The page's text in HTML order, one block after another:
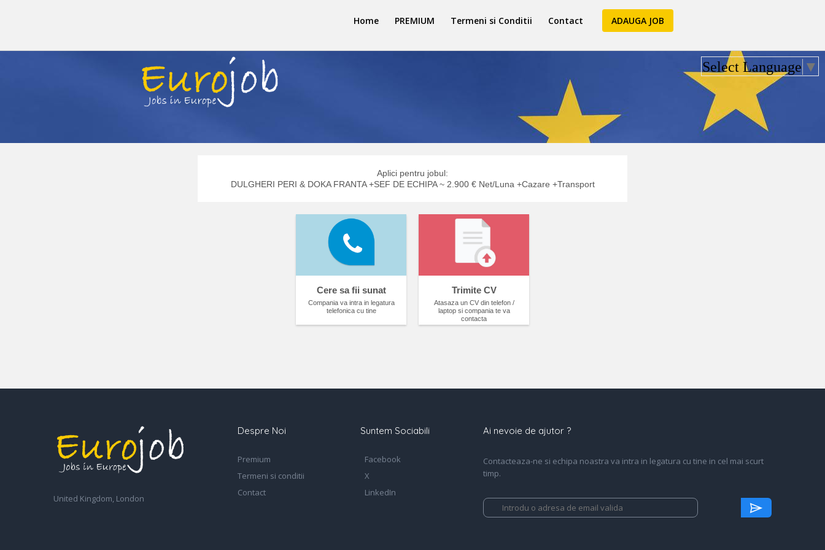
Home PREMIUM Termeni si Conditii Contact ADAUGA JOB
Select Language ▼
Aplici pentru jobul:
DULGHERI PERI & DOKA FRANTA +SEF DE ECHIPA ~ 2.900 € Net/Luna +Cazare +Transport
Cere sa fii sunat
Compania va intra in legatura
telefonica cu tine
Trimite CV
Atasaza un CV din telefon /
laptop si compania te va
contacta
United Kingdom, London
Despre Noi
Premium
Termeni si conditii
Contact
Suntem Sociabili
Facebook
X
LinkedIn
Ai nevoie de ajutor ?
Contacteaza-ne si echipa noastra va intra in legatura cu tine in cel mai scurt
timp.